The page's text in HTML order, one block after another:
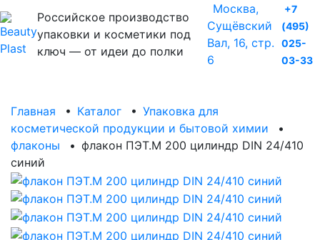
Российское производство
упаковки и косметики под
ключ — от идеи до полки
Москва,
Сущёвский
Вал, 16, стр.
6
+7
(495)
025-
03-33
Главная • Каталог • Упаковка для
косметической продукции и бытовой химии •
флаконы • флакон ПЭТ.М 200 цилиндр DIN 24/410
синий